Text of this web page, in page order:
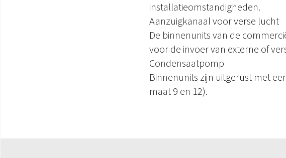
installatieomstandigheden.
Aanzuigkanaal voor verse lucht
De binnenunits van de
voor de invoer van externe of
Condensaatpomp
Binnenunits zijn uitgerust met
maat 9 en 12).